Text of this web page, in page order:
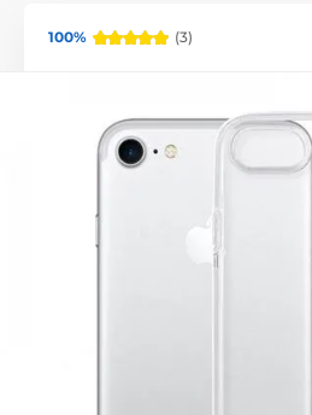
100% (3)